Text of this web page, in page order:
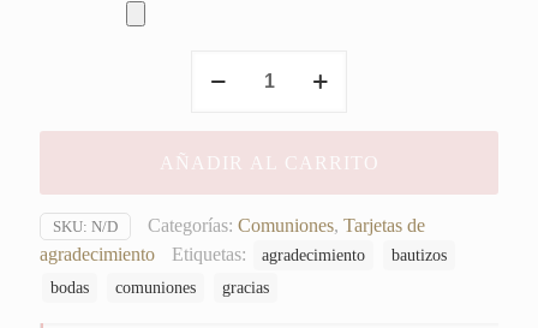
Kraft
cantidad
AÑADIR AL CARRITO
SKU: N/D Categorías: Comuniones, Tarjetas de
agradecimiento
Etiquetas: agradecimiento
bautizos
bodas
comuniones gracias